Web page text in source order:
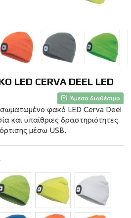
CERVA DEEL LED
Άμεσα διαθέσιμο
φακό LED Cerva Deel
και υπαίθριες δραστηριότητες
μέσω USB.